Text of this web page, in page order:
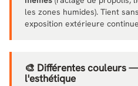
les zones humides). Tient
exposition extérieure
🎨 Différentes couleurs
l'esthétique